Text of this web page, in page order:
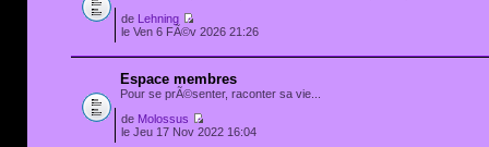
de
Lehning
le Ven 6 FÃ©v 2026 21:26
Espace membres
Pour se prÃ©senter, raconter sa vie...
de Molossus
le Jeu 17 Nov 2022 16:04